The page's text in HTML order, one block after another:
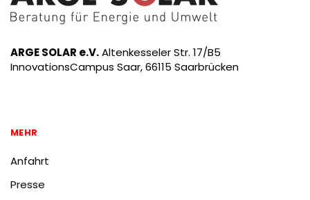
ARGE SOLAR e.V.Altenkesseler Str. 17/B5
InnovationsCampus Saar, 66115 Saarbrücken
MEHR
Anfahrt
Presse